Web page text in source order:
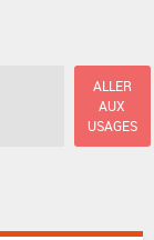
ALLER
AUX
USAGES